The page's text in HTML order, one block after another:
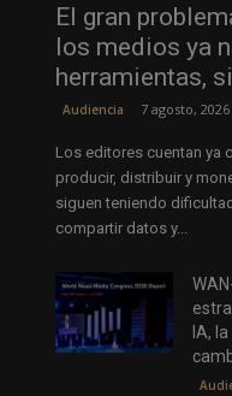
El gran
los medios ya
herramientas,
Audiencia 7 agosto, 2026
Los editores cuentan ya
producir, distribuir y
siguen teniendo
compartir datos y...
IA,